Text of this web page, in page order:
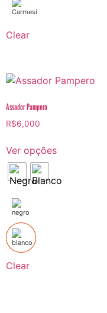
Clear
Assador Pampero
R$6,000
Ver opções
Clear